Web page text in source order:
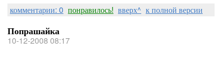
комментарии: 0 понравилось! вверх^ к полной версии
Попрашайка
10-12-2008 08:17